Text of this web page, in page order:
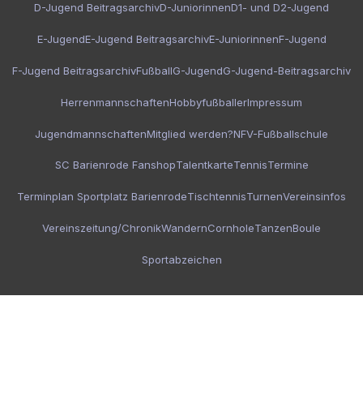
D-Jugend BeitragsarchivD-JuniorinnenD1- und D2-Jugend
E-JugendE-Jugend BeitragsarchivE-JuniorinnenF-Jugend
F-Jugend BeitragsarchivFußballG-JugendG-Jugend-Beitragsarchiv
HerrenmannschaftenHobbyfußballerImpressum
JugendmannschaftenMitglied werden?NFV-Fußballschule
SC Barienrode FanshopTalentkarteTennisTermine
Terminplan Sportplatz BarienrodeTischtennisTurnenVereinsinfos
Vereinszeitung/ChronikWandernCornholeTanzenBoule
Sportabzeichen